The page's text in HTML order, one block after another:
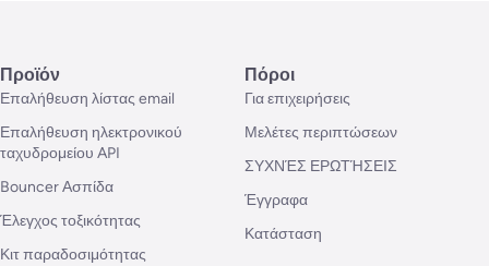
Προϊόν
Επαλήθευση λίστας email
Επαλήθευση ηλεκτρονικού
ταχυδρομείου API
Bouncer Ασπίδα
Έλεγχος τοξικότητας
Κιτ παραδοσιμότητας
Πόροι
Για επιχειρήσεις
Μελέτες περιπτώσεων
ΣΥΧΝΈΣ ΕΡΩΤΉΣΕΙΣ
Έγγραφα
Κατάσταση